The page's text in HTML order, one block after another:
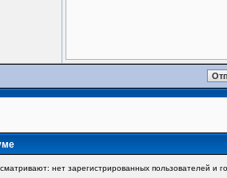
нет зарегистрированных пользователей и